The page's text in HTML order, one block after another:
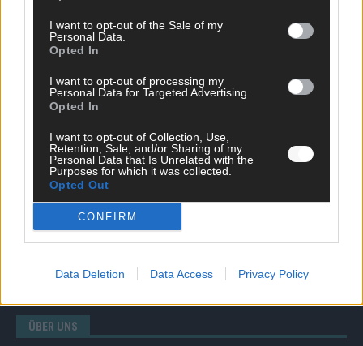
I want to opt-out of the Sale of my
Personal Data.
Opted In
I want to opt-out of processing my
Personal Data for Targeted Advertising.
Opted In
I want to opt-out of Collection, Use,
Retention, Sale, and/or Sharing of my
Personal Data that Is Unrelated with the
Purposes for which it was collected.
Opted Out
CONFIRM
Data Deletion Data Access Privacy Policy
SCHNELL ZUM RESSORT
Nachrichten
Ratgeber
Wissen
Kommentar
Streams & Storys
ÜBER UNS